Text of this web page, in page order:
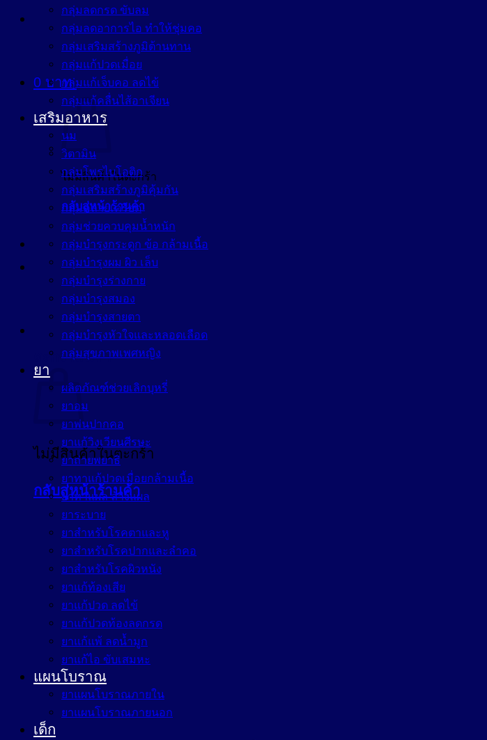
0 บาท
ไม่มีสินค้าในตะกร้า
กลับสู่หน้าร้านค้า
ตะกร้าสินค้า
ไม่มีสินค้าในตะกร้า
กลับสู่หน้าร้านค้า
กลุ่มลดกรด ขับลม
กลุ่มลดอาการไอ ทำให้ชุ่มคอ
กลุ่มเสริมสร้างภูมิต้านทาน
กลุ่มแก้ปวดเมื่อย
กลุ่มแก้เจ็บคอ ลดไข้
กลุ่มแก้คลื่นไส้อาเจียน
เสริมอาหาร
นม
วิตามิน
กลุ่มโพรไบโอติก
กลุ่มเสริมสร้างภูมิคุ้มกัน
กลุ่มคลายเครียด
กลุ่มช่วยควบคุมน้ำหนัก
กลุ่มบำรุงกระดูก ข้อ กล้ามเนื้อ
กลุ่มบำรุงผม ผิว เล็บ
กลุ่มบำรุงร่างกาย
กลุ่มบำรุงสมอง
กลุ่มบำรุงสายตา
กลุ่มบำรุงหัวใจและหลอดเลือด
กลุ่มสุขภาพเพศหญิง
ยา
ผลิตภัณฑ์ช่วยเลิกบุหรี่
ยาอม
ยาพ่นปากคอ
ยาแก้วิงเวียนศีรษะ
ยาถ่ายพยาธิ
ยาทาแก้ปวดเมื่อยกล้ามเนื้อ
ยาทาแผล ล้างแผล
ยาระบาย
ยาสำหรับโรคตาและหู
ยาสำหรับโรคปากและลำคอ
ยาสำหรับโรคผิวหนัง
ยาแก้ท้องเสีย
ยาแก้ปวด ลดไข้
ยาแก้ปวดท้องลดกรด
ยาแก้แพ้ ลดน้ำมูก
ยาแก้ไอ ขับเสมหะ
แผนโบราณ
ยาแผนโบราณภายใน
ยาแผนโบราณภายนอก
เด็ก